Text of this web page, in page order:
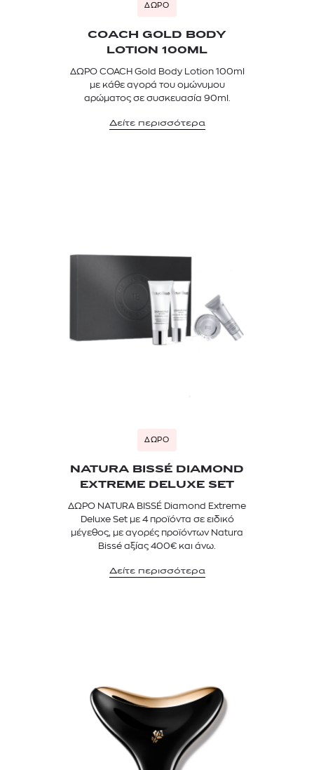
ΔΩΡΟ
COACH GOLD BODY
LOTION 100ML
ΔΩΡΟ COACH Gold Body Lotion 100ml
με κάθε αγορά του ομώνυμου
αρώματος σε συσκευασία 90ml.
Δείτε περισσότερα
ΔΩΡΟ
NATURA BISSÉ DIAMOND
EXTREME DELUXE SET
ΔΩΡΟ NATURA BISSÉ Diamond Extreme
Deluxe Set με 4 προϊόντα σε ειδικό
μέγεθος, με αγορές προϊόντων Natura
Bissé αξίας 400€ και άνω.
Δείτε περισσότερα